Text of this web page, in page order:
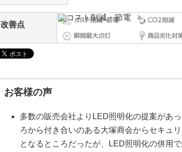
改善点
お客様の声
多数の販売会社よりLED照明化の提案があ
ろから付き合いのある大塚商会からセキュ
となるところだったが、LED照明化の併用